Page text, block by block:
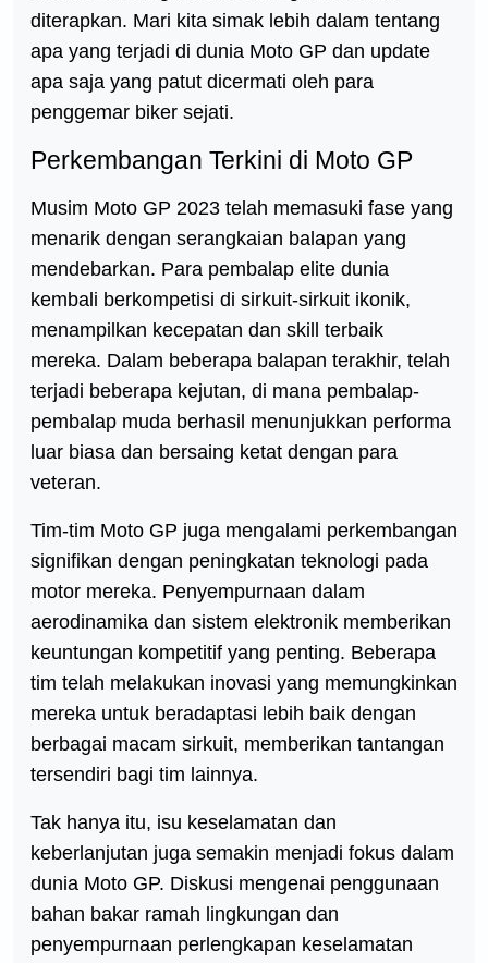
diterapkan. Mari kita simak lebih dalam tentang
apa yang terjadi di dunia Moto GP dan update
apa saja yang patut dicermati oleh para
penggemar biker sejati.
Perkembangan Terkini di Moto GP
Musim Moto GP 2023 telah memasuki fase yang
menarik dengan serangkaian balapan yang
mendebarkan. Para pembalap elite dunia
kembali berkompetisi di sirkuit-sirkuit ikonik,
menampilkan kecepatan dan skill terbaik
mereka. Dalam beberapa balapan terakhir, telah
terjadi beberapa kejutan, di mana pembalap-
pembalap muda berhasil menunjukkan performa
luar biasa dan bersaing ketat dengan para
veteran.
Tim-tim Moto GP juga mengalami perkembangan
signifikan dengan peningkatan teknologi pada
motor mereka. Penyempurnaan dalam
aerodinamika dan sistem elektronik memberikan
keuntungan kompetitif yang penting. Beberapa
tim telah melakukan inovasi yang memungkinkan
mereka untuk beradaptasi lebih baik dengan
berbagai macam sirkuit, memberikan tantangan
tersendiri bagi tim lainnya.
Tak hanya itu, isu keselamatan dan
keberlanjutan juga semakin menjadi fokus dalam
dunia Moto GP. Diskusi mengenai penggunaan
bahan bakar ramah lingkungan dan
penyempurnaan perlengkapan keselamatan